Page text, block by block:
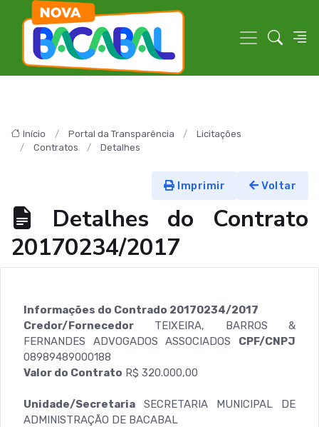
Início Portal da Transparência
Licitações
Contratos
Detalhes
Voltar
Imprimir
Detalhes do Contrato
20170234/2017
Informações do Contrado 20170234/2017
Credor/Fornecedor TEIXEIRA, BARROS &
FERNANDES ADVOGADOS ASSOCIADOS CPF/CNPJ
08989489000188
Valor do Contrato R$ 320.000,00
Unidade/Secretaria SECRETARIA MUNICIPAL DE
ADMINISTRAÇÃO DE BACABAL